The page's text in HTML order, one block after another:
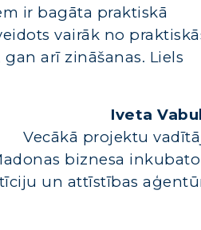
ir bagāta praktiskā
vairāk no
arī zināšanas. Liels
Iveta
Vecākā projektu
biznesa
un attīstības